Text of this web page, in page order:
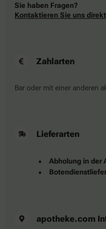
Sie haben Fragen?
Kontaktieren Sie uns
Zahlarten
Bar oder mit einer anderen
Lieferarten
Abholung in der
apotheke.com